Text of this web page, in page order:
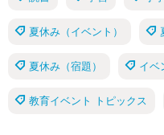
夏休み（イベント）
夏休み（宿題） イベ
教育イベント トピックス